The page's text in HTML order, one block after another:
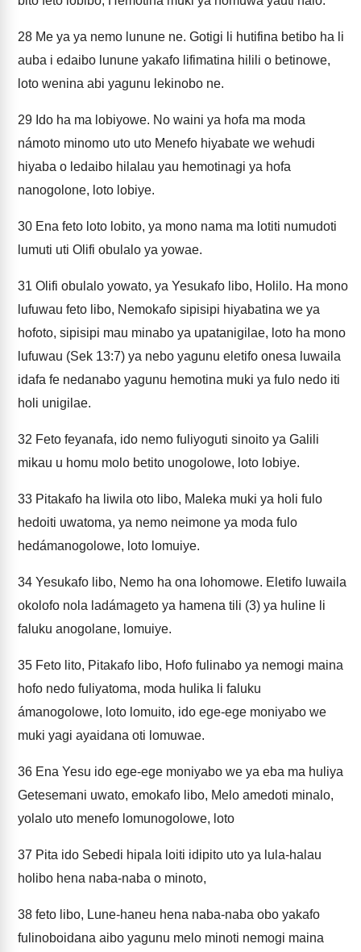
28 Me ya ya nemo lunune ne. Gotigi li hutifina betibo ha li
auba i edaibo lunune yakafo lifimatina hilili o betinowe,
loto wenina abi yagunu lekinobo ne.
29 Ido ha ma lobiyowe. No waini ya hofa ma moda
námoto minomo uto uto Menefo hiyabate we wehudi
hiyaba o ledaibo hilalau yau hemotinagi ya hofa
nanogolone, loto lobiye.
30 Ena feto loto lobito, ya mono nama ma lotiti numudoti
lumuti uti Olifi obulalo ya yowae.
31 Olifi obulalo yowato, ya Yesukafo libo, Holilo. Ha mono
lufuwau feto libo, Nemokafo sipisipi hiyabatina we ya
hofoto, sipisipi mau minabo ya upatanigilae, loto ha mono
lufuwau (Sek 13:7) ya nebo yagunu eletifo onesa luwaila
idafa fe nedanabo yagunu hemotina muki ya fulo nedo iti
holi unigilae.
32 Feto feyanafa, ido nemo fuliyoguti sinoito ya Galili
mikau u homu molo betito unogolowe, loto lobiye.
33 Pitakafo ha liwila oto libo, Maleka muki ya holi fulo
hedoiti uwatoma, ya nemo neimone ya moda fulo
hedámanogolowe, loto lomuiye.
34 Yesukafo libo, Nemo ha ona lohomowe. Eletifo luwaila
okolofo nola ladámageto ya hamena tili (3) ya huline li
faluku anogolane, lomuiye.
35 Feto lito, Pitakafo libo, Hofo fulinabo ya nemogi maina
hofo nedo fuliyatoma, moda hulika li faluku
ámanogolowe, loto lomuito, ido ege-ege moniyabo we
muki yagi ayaidana oti lomuwae.
36 Ena Yesu ido ege-ege moniyabo we ya eba ma huliya
Getesemani uwato, emokafo libo, Melo amedoti minalo,
yolalo uto menefo lomunogolowe, loto
37 Pita ido Sebedi hipala loiti idipito uto ya lula-halau
holibo hena naba-naba o minoto,
38 feto libo, Lune-haneu hena naba-naba obo yakafo
fulinoboidana aibo yagunu melo minoti nemogi maina